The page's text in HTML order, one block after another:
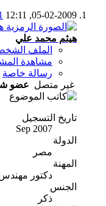
05-02-2009,
12:11 AM
هيثم محمد علي
الملف
مشاهدة
رسالة خاصة
غير متصل عضو
تاريخ التسجيل
Sep 2007
الدولة
مصر
المهنة
دكتور
الجنس
ذكر